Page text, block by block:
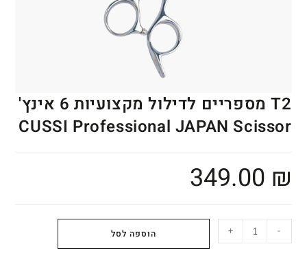
T2 מספריים לדילול מקצועיות 6 אינץ'
CUSSI Professional JAPAN Scissor
349.00 ₪
-
+ הוספה לסל